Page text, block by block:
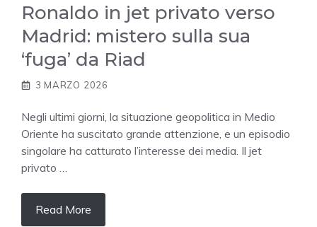
Ronaldo in jet privato verso
Madrid: mistero sulla sua
‘fuga’ da Riad
3 MARZO 2026
Negli ultimi giorni, la situazione geopolitica in Medio
Oriente ha suscitato grande attenzione, e un episodio
singolare ha catturato l’interesse dei media. Il jet
privato …
Read More